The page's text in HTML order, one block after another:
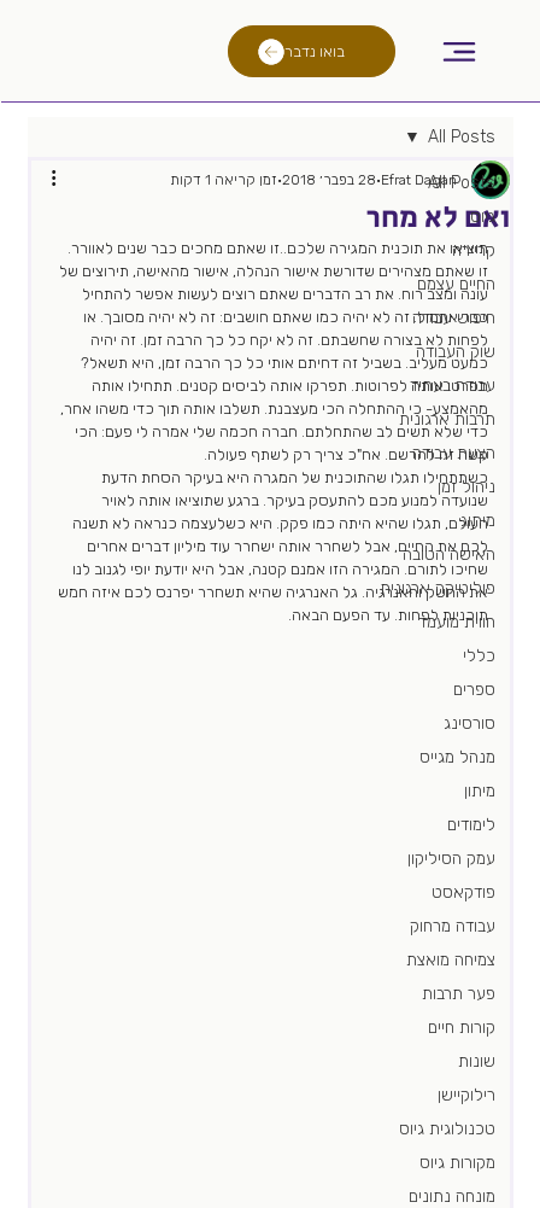
בואו נדבר
All Posts
גיוס
קריירה
החיים עצמם
חיפוש עבודה
שוק העבודה
עבודה בעתיד
תרבות ארגונית
הצעת עבודה
ניהול זמן
מיתוג
האישה הטובה
פוליטיקה ארגונית
חווית מועמד
כללי
ספרים
סורסינג
מנהל מגייס
מיתון
לימודים
עמק הסיליקון
פודקאסט
עבודה מרחוק
צמיחה מואצת
פער תרבות
קורות חיים
שונות
רילוקיישן
טכנולוגית גיוס
מקורות גיוס
מונחה נתונים
All Posts
ואם לא מחר
Efrat Dagan 28 בפבר׳ 2018 זמן קריאה 1 דקות
תוציאו את תוכנית המגירה שלכם..זו שאתם מחכים כבר שנים לאוורר.
זו שאתם מצהירים שדורשת אישור הנהלה, אישור מהאישה, תירוצים של
עונה ומצב רוח. את רב הדברים שאתם רוצים לעשות אפשר להתחיל
כבר אתמול. זה לא יהיה כמו שאתם חושבים: זה לא יהיה מסובך. או
לפחות לא בצורה שחשבתם. זה לא יקח כל כך הרבה זמן. זה יהיה
כמעט מעליב. בשביל זה דחיתם אותי כל כך הרבה זמן, היא תשאל?
תפרטו אותה לפרוטות. תפרקו אותה לביסים קטנים. תתחילו אותה
מהאמצע- כי ההתחלה הכי מעצבנת. תשלבו אותה תוך כדי משהו אחר,
כדי שלא תשים לב שהתחלתם. חברה חכמה שלי אמרה לי פעם: הכי
קשה זה להרשם. אח"כ צריך רק לשתף פעולה.
כשתתחילו תגלו שהתוכנית של המגרה היא בעיקר הסחת הדעת
שנועדה למנוע מכם להתעסק בעיקר. ברגע שתוציאו אותה לאויר
העולם, תגלו שהיא היתה כמו פקק. היא כשלעצמה כנראה לא תשנה
לכם את החיים, אבל לשחרר אותה ישחרר עוד מיליון דברים אחרים
שחיכו לתורם. המגירה הזו אמנם קטנה, אבל היא יודעת יופי לגנוב לנו
את החשק והאנרגיה. גל האנרגיה שהיא תשחרר יפרנס לכם איזה חמש
תוכניות לפחות. עד הפעם הבאה.